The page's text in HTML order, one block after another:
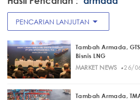
PENCARIAN LANJUTAN arrow_drop_down
Tambah Armada,
Bisnis LNG
MARKET NEWS· 26/
Tambah Armada,